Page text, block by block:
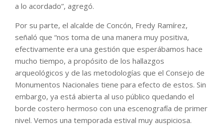
a lo acordado”, agregó.
Por su parte, el alcalde de Concón, Fredy Ramírez,
señaló que “nos toma de una manera muy positiva,
efectivamente era una gestión que esperábamos hace
mucho tiempo, a propósito de los hallazgos
arqueológicos y de las metodologías que el Consejo de
Monumentos Nacionales tiene para efecto de estos. Sin
embargo, ya está abierta al uso público quedando el
borde costero hermoso con una escenografía de primer
nivel. Vemos una temporada estival muy auspiciosa.